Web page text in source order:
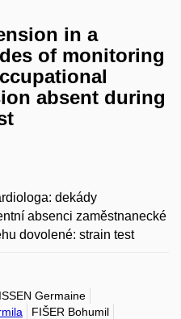
in a
of monitoring
absent during
dekády
absenci zaměstnanecké
dovolené: strain test
Germaine
FIŠER Bohumil